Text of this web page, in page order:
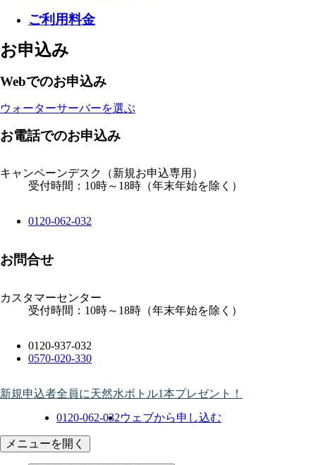
ご利用料金
お申込み
Webでのお申込み
ウォーターサーバーを選ぶ
お電話でのお申込み
キャンペーンデスク
（新規お申込専用）
受付時間：10時～18時（年末年始を除く）
0120-062-032
お問合せ
カスタマーセンター
受付時間：10時～18時（年末年始を除く）
0120-937-032
0570-020-330
新規申込者全員に天然水ボトル1本プレゼント！
0120-062-032ウェブから申し込む
メニューを開く